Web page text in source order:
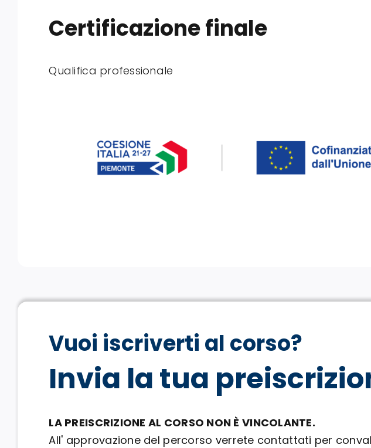
Certificazione finale
Qualifica professionale
Vuoi iscriverti al corso?
Invia la tua
LA PREISCRIZIONE AL CORSO NON È VINCOLANTE.
All' approvazione del percorso verrete contattati per